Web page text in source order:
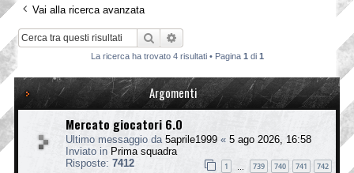
Vai alla ricerca avanzata
Cerca
La ricerca ha trovato 4 risultati • Pagina 1 di 1
Argomenti
Mercato giocatori 6.0
Ultimo messaggio da 5aprile1999 « 5 ago 2026, 16:58
Inviato in Prima squadra
Risposte: 7412 1 739 740 741 742